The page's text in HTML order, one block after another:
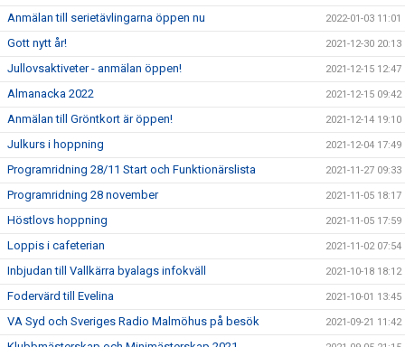
Anmälan till serietävlingarna öppen nu 2022-01-03 11:01
Gott nytt år! 2021-12-30 20:13
Jullovsaktiveter - anmälan öppen! 2021-12-15 12:47
Almanacka 2022 2021-12-15 09:42
Anmälan till Gröntkort är öppen! 2021-12-14 19:10
Julkurs i hoppning 2021-12-04 17:49
Programridning 28/11 Start och Funktionärslista 2021-11-27 09:33
Programridning 28 november 2021-11-05 18:17
Höstlovs hoppning 2021-11-05 17:59
Loppis i cafeterian 2021-11-02 07:54
Inbjudan till Vallkärra byalags infokväll 2021-10-18 18:12
Fodervärd till Evelina 2021-10-01 13:45
VA Syd och Sveriges Radio Malmöhus på besök 2021-09-21 11:42